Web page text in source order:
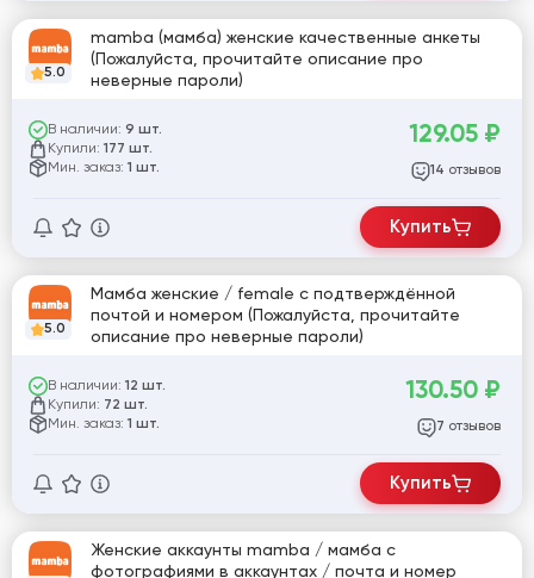
5.0
mamba (мамба) женские качественные анкеты
(Пожалуйста, прочитайте описание про
неверные пароли)
В наличии: 9 шт.
Купили: 177 шт.
Мин. заказ: 1 шт.
129.05 ₽
14 отзывов
Купить
5.0
Мамба женские / female с подтверждённой
почтой и номером (Пожалуйста, прочитайте
описание про неверные пароли)
В наличии: 12 шт.
Купили: 72 шт.
Мин. заказ: 1 шт.
130.50 ₽
7 отзывов
Купить
Женские аккаунты mamba / мамба с
фотографиями в аккаунтах / почта и номер